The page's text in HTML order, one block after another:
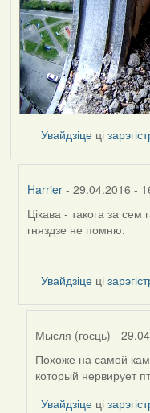
Увайдзіце ці
Harrier - 29.04.2016 -
In
reply
Tirioka
Цікава - такога за сем
гняздзе не помню.
Увайдзіце ці
Мысля (госць) -
In
reply
to
Похоже на самой
который нервирует
Увайдзіце ці